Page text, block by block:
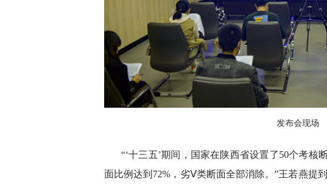
发布会现场
“‘十三五’期间，国家在陕西省设置了50个考核
面比例达到72%，劣Ⅴ类断面全部消除。”王若燕提